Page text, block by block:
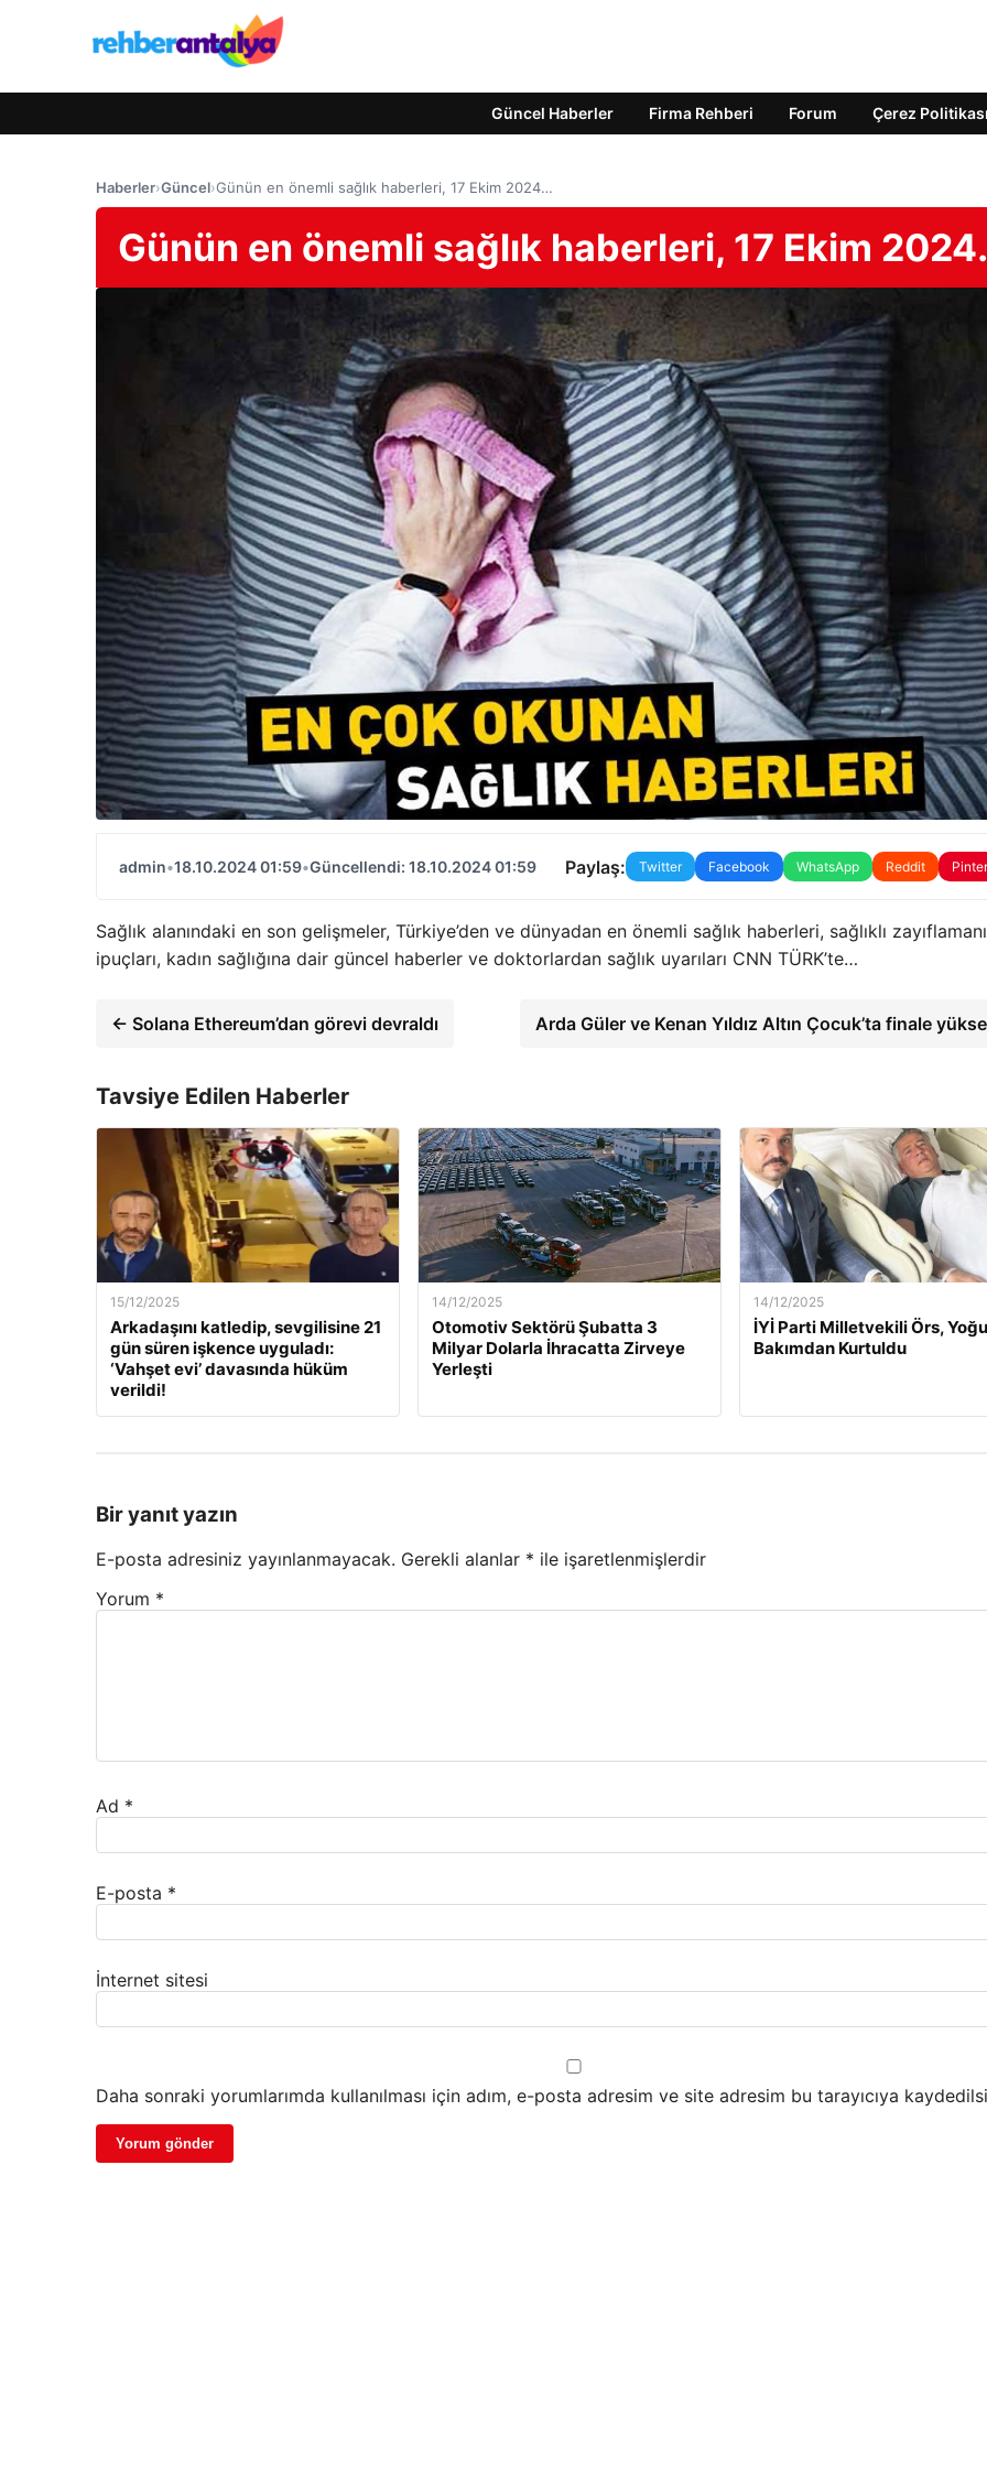
Güncel Haberler Firma Rehberi Forum Çerez Politikası
Haberler›Güncel›Günün en önemli sağlık haberleri, 17 Ekim 2024…
Günün en önemli sağlık haberleri, 17 Ekim
admin•18.10.2024 01:59•Güncellendi: 18.10.2024 01:59 Paylaş: Twitter Facebook WhatsApp Reddit
Sağlık alanındaki en son gelişmeler, Türkiye’den ve dünyadan en önemli sağlık haberleri, sağlıklı
ipuçları, kadın sağlığına dair güncel haberler ve doktorlardan sağlık uyarıları CNN TÜRK’te…
← Solana Ethereum’dan görevi devraldı Arda Güler ve Kenan Yıldız Altın Çocuk’ta finale
Tavsiye Edilen Haberler
15/12/2025
Arkadaşını katledip, sevgilisine 21
gün süren işkence uyguladı:
‘Vahşet evi’ davasında hüküm
verildi!
14/12/2025
Otomotiv Sektörü Şubatta 3
Milyar Dolarla İhracatta Zirveye
Yerleşti
14/12/2025
İYİ Parti Milletvekili Örs,
Bakımdan Kurtuldu
Bir yanıt yazın
E-posta adresiniz yayınlanmayacak. Gerekli alanlar * ile işaretlenmişlerdir
Yorum *
Ad *
E-posta *
İnternet sitesi
Daha sonraki yorumlarımda kullanılması için adım, e-posta adresim ve site adresim bu tarayıcıya